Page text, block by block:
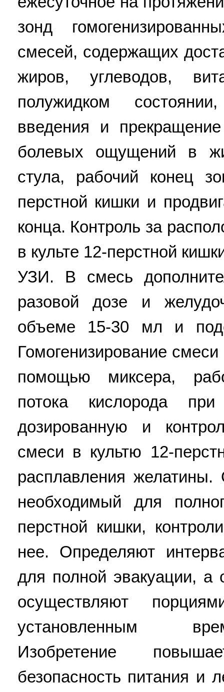
зонд
смесей, содержащих
жиров, углеводов,
полужидком
введения и
болевых ощущений в
стула, рабочий конец
перстной кишки и
конца. Контроль за
в культе 12-перстной
УЗИ. В смесь
разовой дозе и
объеме 15-30 мл и
Гомогенизирование
помощью миксера,
потока кислорода
дозированную и
смеси в культю 12-
расплавления
необходимый для
перстной кишки,
нее. Определяют
для полной эвакуации, а
осуществляют
установленным
Изобретение
безопасность питания и